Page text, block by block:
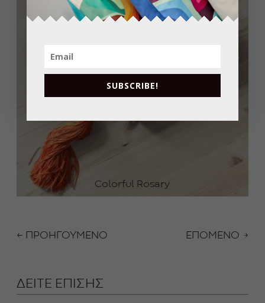
Colorful Rosary
0€
← ΠΡΟΗΓΟΥΜΕΝΟ ΕΠΟΜΕΝΟ →
ΔΕΙΤΕ ΕΠΙΣΗΣ
SUBSCRIBE!